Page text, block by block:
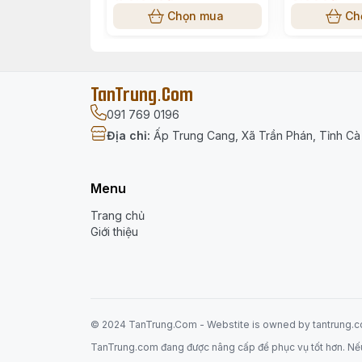
Chọn mua
TanTrung.Com
091 769 0196
Địa chỉ: Ấp Trung Cang, Xã Trần Phán, Tỉnh
Menu
Trang chủ
Giới thiệu
© 2024 TanTrung.Com - Webstite is owned by
TanTrung.com đang được nâng cấp để phục vụ tốt hơn.